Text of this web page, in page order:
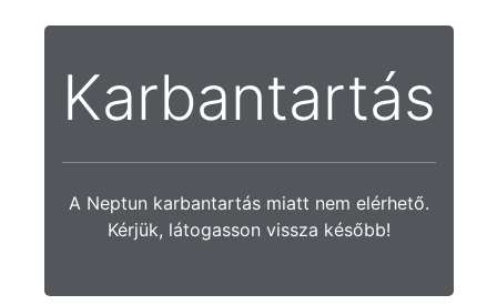
Karbantartás
A Neptun karbantartás miatt nem elérhető.
Kérjük, látogasson vissza később!